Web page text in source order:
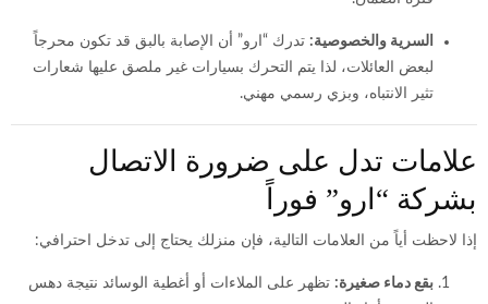
السرية والخصوصية: تدرك “ارو” أن الإصابة بالبق قد تكون محرجاً
لبعض العائلات، لذا يتم التحرك بسيارات غير ملصق عليها شعارات
تثير الانتباه، وبزي رسمي مهني.
علامات تدل على ضرورة الاتصال
بشركة “ارو” فوراً
إذا لاحظت أياً من العلامات التالية، فإن منزلك يحتاج إلى تدخل احترافي:
بقع دماء صغيرة: تظهر على الملاءات أو أغطية الوسائد نتيجة دهس